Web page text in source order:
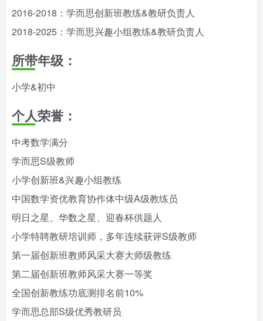
2016-2018：学而思创新班教练&教研负责人
2018-2025：学而思兴趣小组教练&教研负责人
所带年级：
小学&初中
个人荣誉：
中考数学满分
学而思S级教师
小学创新班&兴趣小组教练
中国数学资优教育协作体中级A级教练员
明日之星、华数之星、迎春杯供题人
小学特聘教研培训师，多年连续获评S级教师
第一届创新班教师风采大赛大师级教练
第二届创新班教师风采大赛一等奖
全国创新教练功底测排名前10%
学而思总部S级优秀教研员